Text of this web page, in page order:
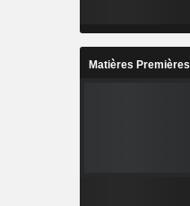
Matières Premières